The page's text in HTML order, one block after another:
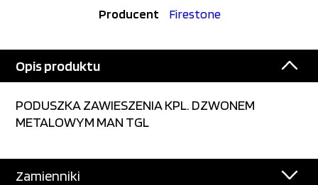
Producent
Firestone
Opis produktu
PODUSZKA ZAWIESZENIA KPL. DZWONEM
METALOWYM MAN TGL
Zamienniki